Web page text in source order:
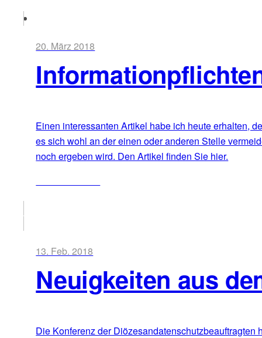
20. März 2018
Einen interessanten Artikel habe ich heute erhalten,
es sich wohl an der einen oder anderen Stelle
noch ergeben wird. Den Artikel finden Sie hier.
13. Feb. 2018
Neuigkeiten aus
Die Konferenz der